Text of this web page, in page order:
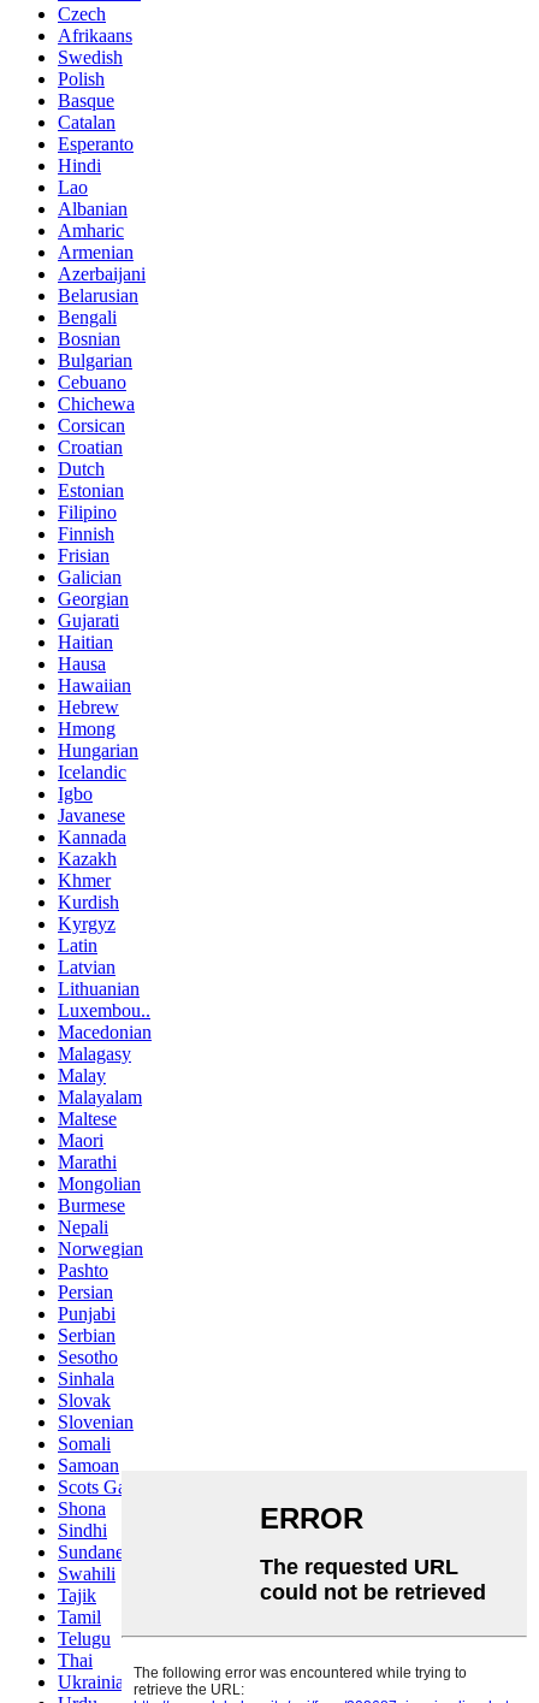
Czech
Afrikaans
Swedish
Polish
Basque
Catalan
Esperanto
Hindi
Lao
Albanian
Amharic
Armenian
Azerbaijani
Belarusian
Bengali
Bosnian
Bulgarian
Cebuano
Chichewa
Corsican
Croatian
Dutch
Estonian
Filipino
Finnish
Frisian
Galician
Georgian
Gujarati
Haitian
Hausa
Hawaiian
Hebrew
Hmong
Hungarian
Icelandic
Igbo
Javanese
Kannada
Kazakh
Khmer
Kurdish
Kyrgyz
Latin
Latvian
Lithuanian
Luxembou..
Macedonian
Malagasy
Malay
Malayalam
Maltese
Maori
Marathi
Mongolian
Burmese
Nepali
Norwegian
Pashto
Persian
Punjabi
Serbian
Sesotho
Sinhala
Slovak
Slovenian
Somali
Samoan
Scots Gaelic
Shona
Sindhi
Sundanese
Swahili
Tajik
Tamil
Telugu
Thai
Ukrainian